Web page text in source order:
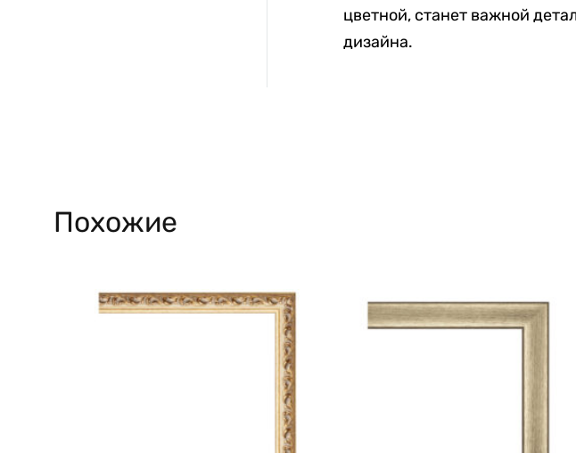
цветной, станет важной
дизайна.
Похожие